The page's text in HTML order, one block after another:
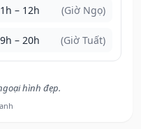
– 12h (Giờ Ngọ)
– 20h (Giờ Tuất)
hình đẹp.